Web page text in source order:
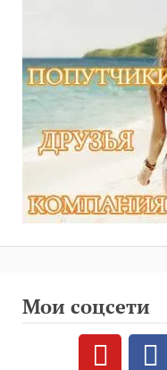
Мои соцсети